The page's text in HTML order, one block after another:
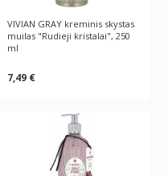
VIVIAN GRAY kreminis skystas
muilas "Rudieji kristalai", 250
ml
7,49 €